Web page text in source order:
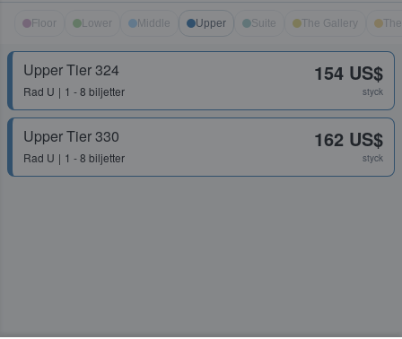
Floor Lower Middle Upper Suite The Gallery
Upper Tier 324
Rad U 1 - 8 biljetter
154 US$
styck
Upper Tier 330
Rad U 1 - 8 biljetter
162 US$
styck